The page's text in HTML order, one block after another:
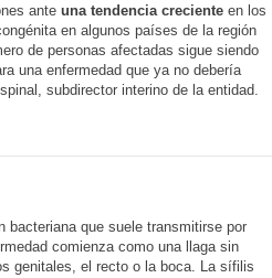
ante una tendencia creciente en los
en algunos países de la región
de personas afectadas sigue siendo
una enfermedad que ya no debería
subdirector interino de la entidad.
bacteriana que suele transmitirse por
comienza como una llaga sin
genitales, el recto o la boca. La sífilis